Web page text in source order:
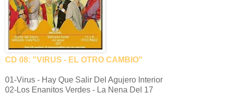
CD 08: "VIRUS - EL OTRO CAMBIO"
01-Virus - Hay Que Salir Del Agujero Interior
02-Los Enanitos Verdes - La Nena Del 17